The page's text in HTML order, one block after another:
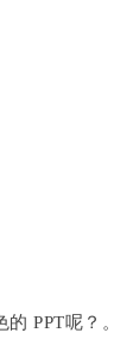
PPT呢？。